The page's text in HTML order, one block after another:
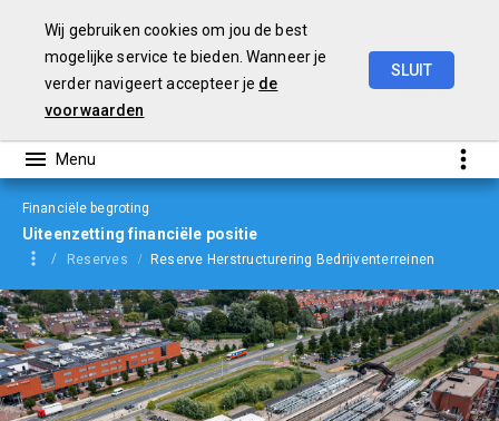
Wij gebruiken cookies om jou de best
mogelijke service te bieden. Wanneer je
verder navigeert accepteer je de
voorwaarden
SLUIT
Financiële begroting
Uiteenzetting financiële positie
Reserves Reserve Herstructurering Bedrijventerreinen